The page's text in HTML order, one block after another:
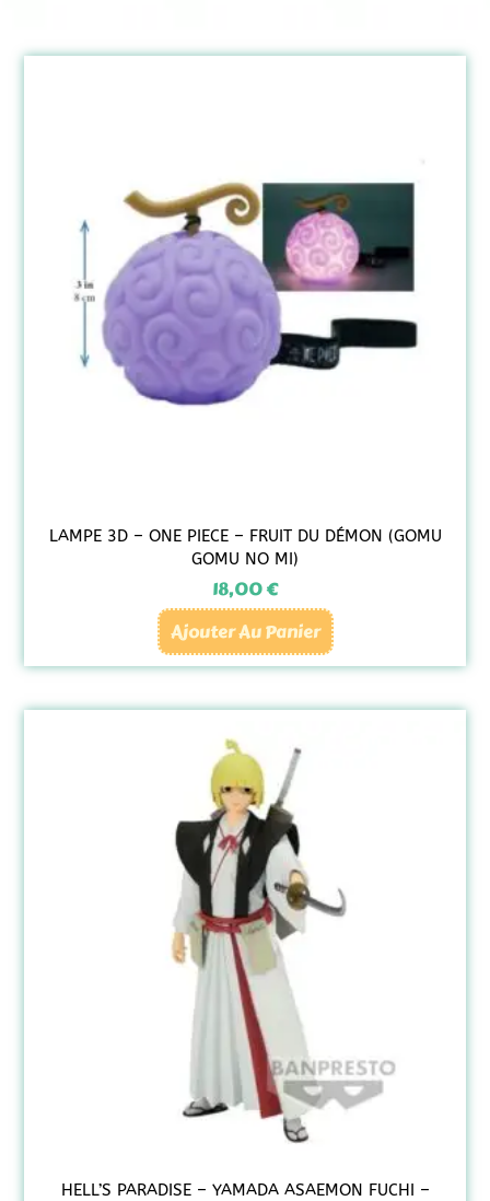
LAMPE 3D – ONE PIECE – FRUIT DU DÉMON (GOMU
GOMU NO MI)
18,00€
Ajouter Au Panier
HELL’S PARADISE – YAMADA ASAEMON FUCHI –